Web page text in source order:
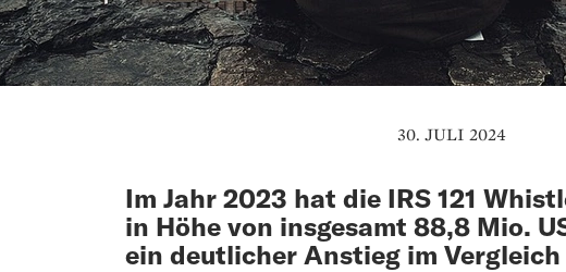
30. JULI 2024
Im Jahr 2023 hat die IRS 121
in Höhe von insgesamt 88,8 Mio.
ein deutlicher Anstieg im Vergleich